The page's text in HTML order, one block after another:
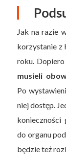
Jak na razie
korzystanie z
roku. Dopiero
musieli
Po
niej dostęp.
konieczności
do organu
będzie też